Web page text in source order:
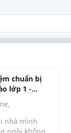
chuẩn bị
lớp 1 -
mình ước
nhà mình